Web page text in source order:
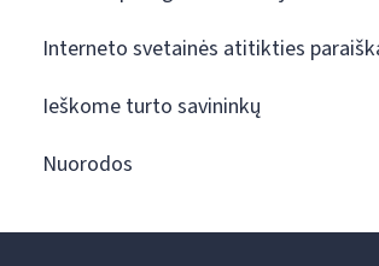
Interneto svetainės atitikties
Ieškome turto savininkų
Nuorodos